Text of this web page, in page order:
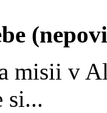
misii v
si...